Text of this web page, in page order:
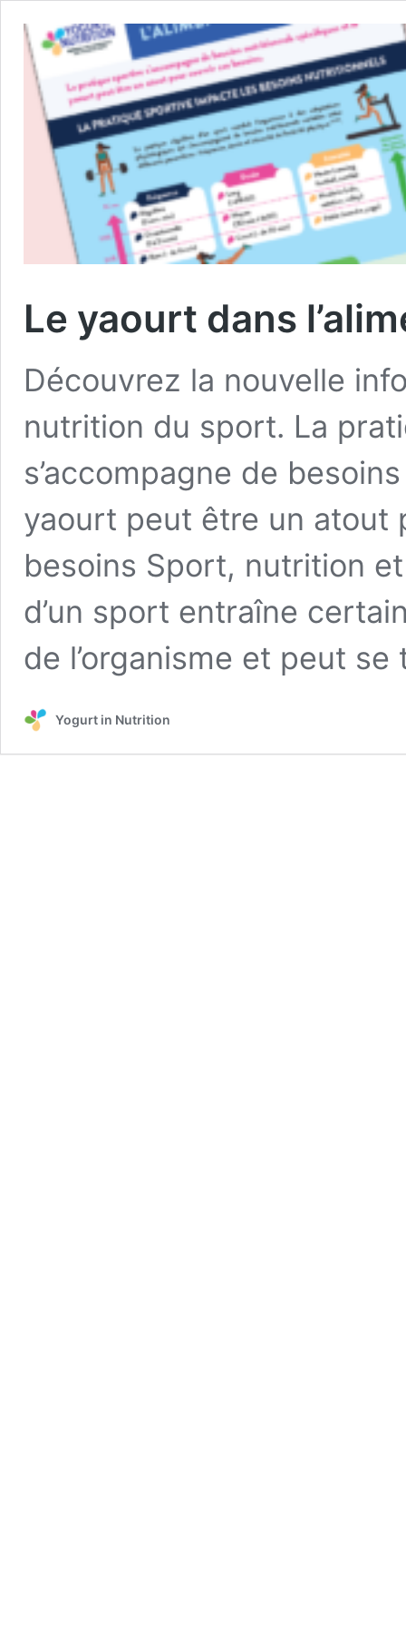
Le yaourt dans
Découvrez la nouvelle
nutrition du sport. La
s’accompagne de
yaourt peut être un atout
besoins Sport, nutrition
d’un sport entraîne
de l’organisme et peut
Yogurt in Nutrition